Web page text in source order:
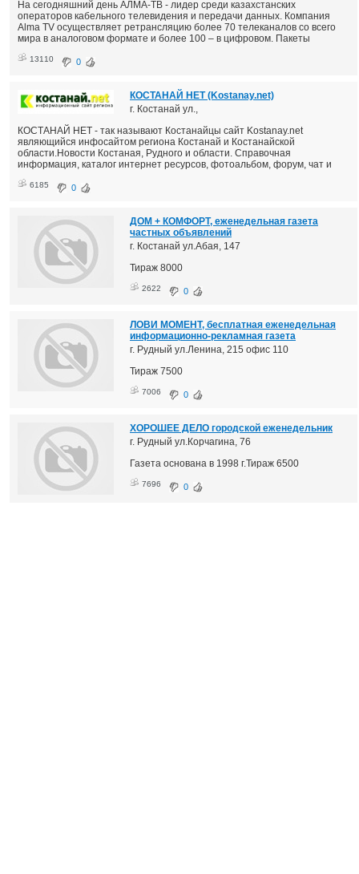
На сегодняшний день АЛМА-ТВ - лидер среди казахстанских
операторов кабельного телевидения и передачи данных. Компания
Alma TV осуществляет ретрансляцию более 70 телеканалов со всего
мира в аналоговом формате и более 100 – в цифровом. Пакеты
13110 0
КОСТАНАЙ НЕТ (Kostanay.net)
г. Костанай ул.,
КОСТАНАЙ НЕТ - так называют Костанайцы сайт Kostanay.net
являющийся инфосайтом региона Костанай и Костанайской
области.Новости Костаная, Рудного и области. Справочная
информация, каталог интернет ресурсов, фотоальбом, форум, чат и
6185 0
ДОМ + КОМФОРТ, еженедельная газета
частных объявлений
г. Костанай ул.Абая, 147
Тираж 8000
2622 0
ЛОВИ МОМЕНТ, бесплатная еженедельная
информационно-рекламная газета
г. Рудный ул.Ленина, 215 офис 110
Тираж 7500
7006 0
ХОРОШЕЕ ДЕЛО городской еженедельник
г. Рудный ул.Корчагина, 76
Газета основана в 1998 г.Тираж 6500
7696 0